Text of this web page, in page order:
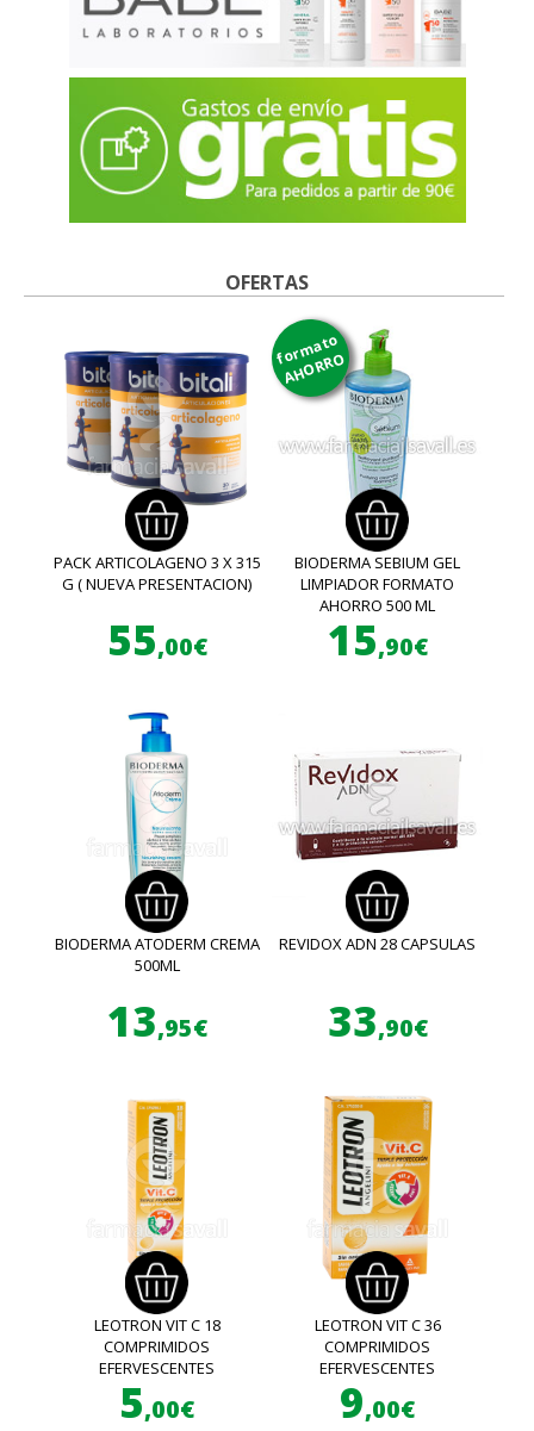
OFERTAS
PACK ARTICOLAGENO 3 X 315
G ( NUEVA PRESENTACION)
55,00€
formato
AHORRO
BIODERMA SEBIUM GEL
LIMPIADOR FORMATO
AHORRO 500 ML
15,90€
BIODERMA ATODERM CREMA
500ML
13,95€
REVIDOX ADN 28 CAPSULAS
33,90€
LEOTRON VIT C 18
COMPRIMIDOS
EFERVESCENTES
5,00€
LEOTRON VIT C 36
COMPRIMIDOS
EFERVESCENTES
9,00€